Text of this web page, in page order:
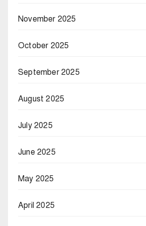
November 2025
October 2025
September 2025
August 2025
July 2025
June 2025
May 2025
April 2025